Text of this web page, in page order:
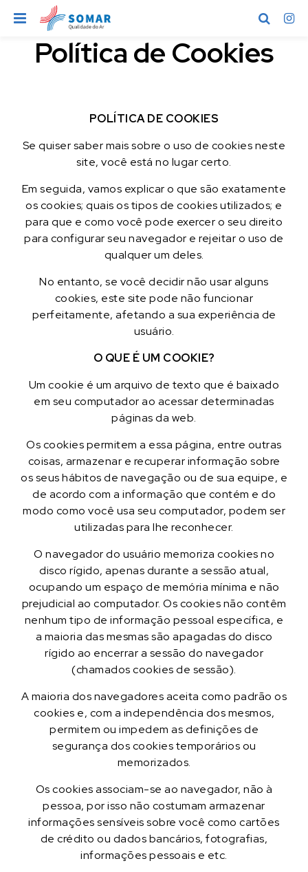
Política de Cookies
POLÍTICA DE COOKIES
Se quiser saber mais sobre o uso de cookies neste
site, você está no lugar certo.
Em seguida, vamos explicar o que são exatamente
os cookies; quais os tipos de cookies utilizados; e
para que e como você pode exercer o seu direito
para configurar seu navegador e rejeitar o uso de
qualquer um deles.
No entanto, se você decidir não usar alguns
cookies, este site pode não funcionar
perfeitamente, afetando a sua experiência de
usuário.
O QUE É UM COOKIE?
Um cookie é um arquivo de texto que é baixado
em seu computador ao acessar determinadas
páginas da web.
Os cookies permitem a essa página, entre outras
coisas, armazenar e recuperar informação sobre
os seus hábitos de navegação ou de sua equipe, e
de acordo com a informação que contém e do
modo como você usa seu computador, podem ser
utilizadas para lhe reconhecer.
O navegador do usuário memoriza cookies no
disco rígido, apenas durante a sessão atual,
ocupando um espaço de memória mínima e não
prejudicial ao computador. Os cookies não contêm
nenhum tipo de informação pessoal específica, e
a maioria das mesmas são apagadas do disco
rígido ao encerrar a sessão do navegador
(chamados cookies de sessão).
A maioria dos navegadores aceita como padrão os
cookies e, com a independência dos mesmos,
permitem ou impedem as definições de
segurança dos cookies temporários ou
memorizados.
Os cookies associam-se ao navegador, não à
pessoa, por isso não costumam armazenar
informações sensíveis sobre você como cartões
de crédito ou dados bancários, fotografias,
informações pessoais e etc.